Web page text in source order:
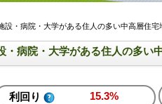
・病院・大学がある住人の多い中高層住宅
・病院・大学がある住人の多い
利回り 15.3%